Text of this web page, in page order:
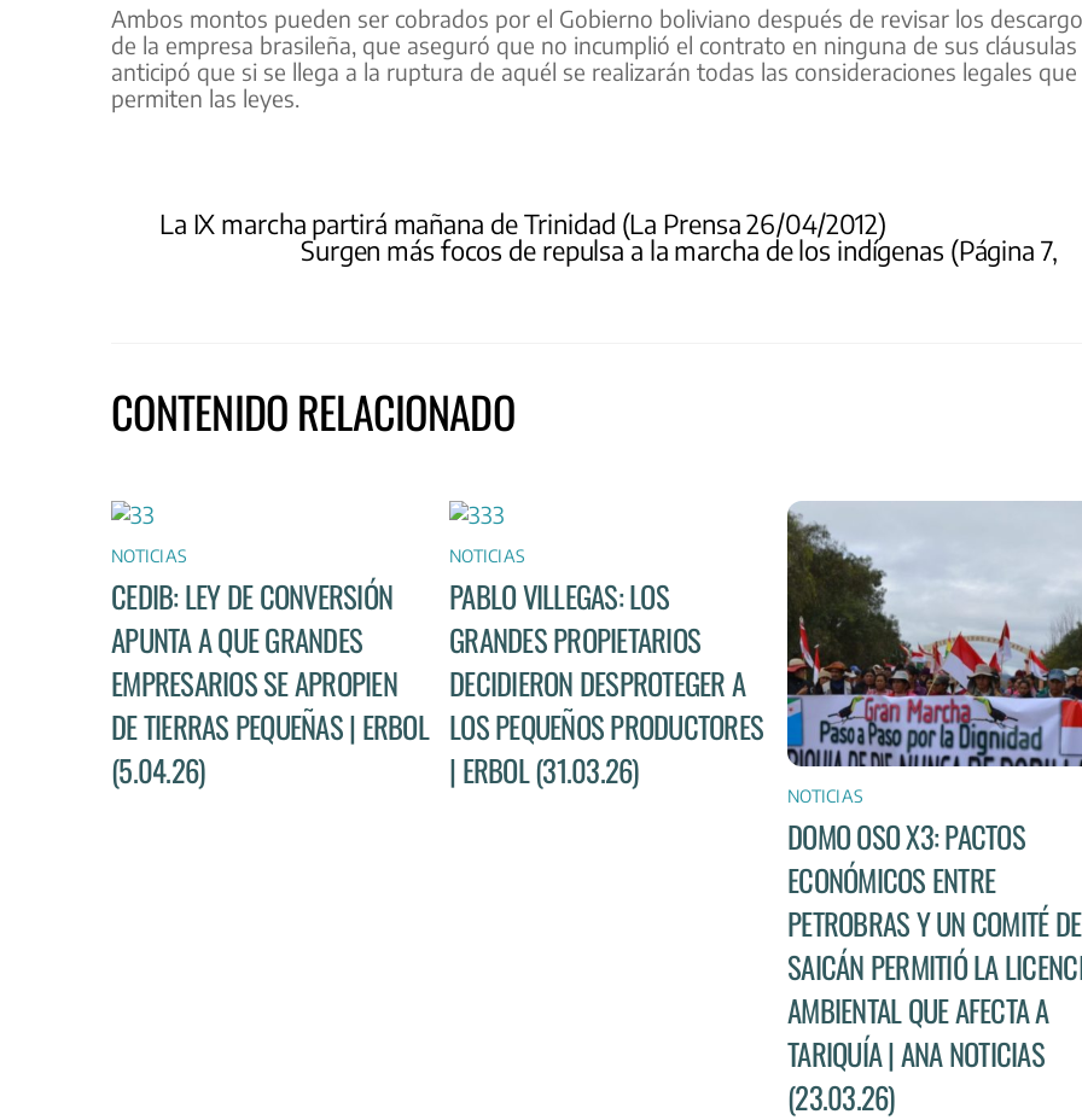
Ambos montos pueden ser cobrados por el Gobierno boliviano después de revisar los
de la empresa brasileña, que aseguró que no incumplió el contrato en ninguna de sus
anticipó que si se llega a la ruptura de aquél se realizarán todas las consideraciones legales que
permiten las leyes.
La IX marcha partirá mañana de Trinidad (La Prensa 26/04/2012)
Surgen más focos de repulsa a la marcha de los indígenas (Página 7,
CONTENIDO RELACIONADO
NOTICIAS
CEDIB: LEY DE CONVERSIÓN
APUNTA A QUE GRANDES
EMPRESARIOS SE APROPIEN
DE TIERRAS PEQUEÑAS | ERBOL
(5.04.26)
NOTICIAS
PABLO VILLEGAS: LOS
GRANDES PROPIETARIOS
DECIDIERON DESPROTEGER A
LOS PEQUEÑOS PRODUCTORES
| ERBOL (31.03.26)
NOTICIAS
DOMO OSO X3: PACTOS
ECONÓMICOS ENTRE
PETROBRAS Y UN COMITÉ DE
SAICÁN PERMITIÓ LA
AMBIENTAL QUE AFECTA A
TARIQUÍA | ANA NOTICIAS
(23.03.26)